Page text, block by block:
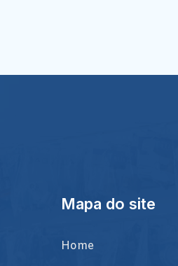
Mapa do site
Home